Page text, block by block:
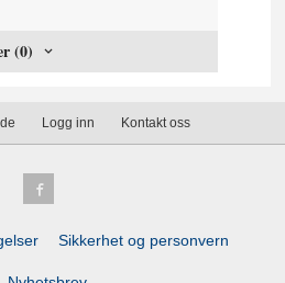
(0)
Logg inn Kontakt oss
Sikkerhet og personvern